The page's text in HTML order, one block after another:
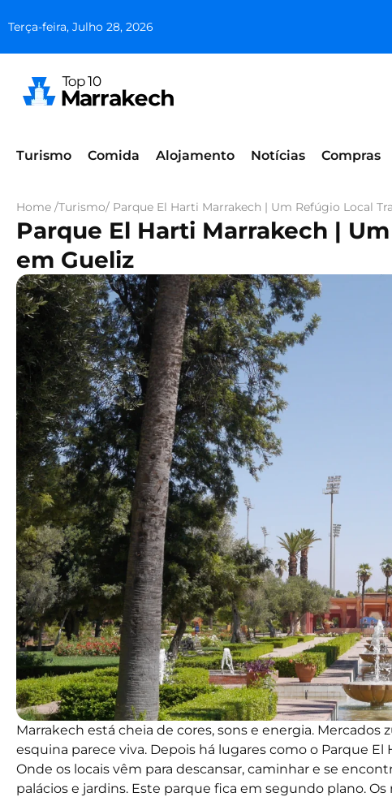
Terça-feira, Julho 28, 2026
Turismo Comida Alojamento Notícias Compras
Home /Turismo/ Parque El Harti Marrakech | Um Refúgio Local
Parque El Harti Marrakech |
em Gueliz
Marrakech está cheia de cores, sons e energia.
esquina parece viva. Depois há lugares como o Parque
Onde os locais vêm para descansar, caminhar e se
palácios e jardins. Este parque fica em segundo plano.